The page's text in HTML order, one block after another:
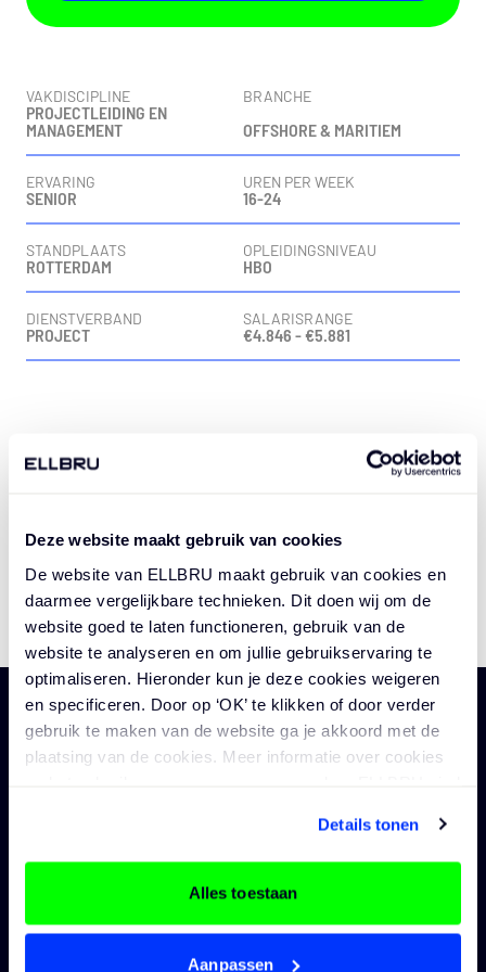
Deze website maakt gebruik van cookies
De website van ELLBRU maakt gebruik van cookies en
daarmee vergelijkbare technieken. Dit doen wij om de
website goed te laten functioneren, gebruik van de
website te analyseren en om jullie gebruikservaring te
optimaliseren. Hieronder kun je deze cookies weigeren
en specificeren. Door op ‘OK’ te klikken of door verder
gebruik te maken van de website ga je akkoord met de
plaatsing van de cookies. Meer informatie over cookies
Details tonen
Alles toestaan
Aanpassen
Vacaturedetails
VAKDISCIPLINE
PROJECTLEIDING EN
MANAGEMENT
BRANCHE
OFFSHORE & MARITIEM
ERVARING
SENIOR
UREN PER WEEK
16-24
STANDPLAATS
ROTTERDAM
OPLEIDINGSNIVEAU
HBO
DIENSTVERBAND
PROJECT
SALARISRANGE
€4.846 - €5.881
Vacaturebeschrijving
Introductie
Port of Rotterdam zijn wij voor 16 uur per week op
zoek naar een projectleider Cyberweerbaarheid
MKB Haven Rotterdam. Interesse gewekt? Lees
dan snel verder!
Organisatie
Rotterdam N.V. een ervaren Projectleider
Cyberweerbaarheid MKB Haven Rotterdam.
Stichting Ferm
Ferm zet zich in voor de cyberweerbaarheid en
Vacatures architectuur
Vacatures bouwkunde
Vacatures civiele techniek
Uploaden CV
Inloggen